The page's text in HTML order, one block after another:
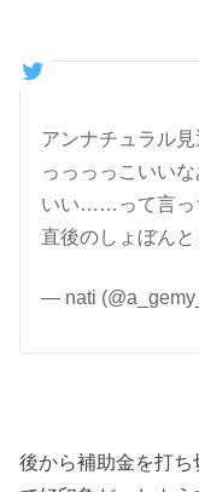
アンナチュラル
っっっっこいい
いい……って言っ
直後のしょぼん
— nati
後から補助金を打